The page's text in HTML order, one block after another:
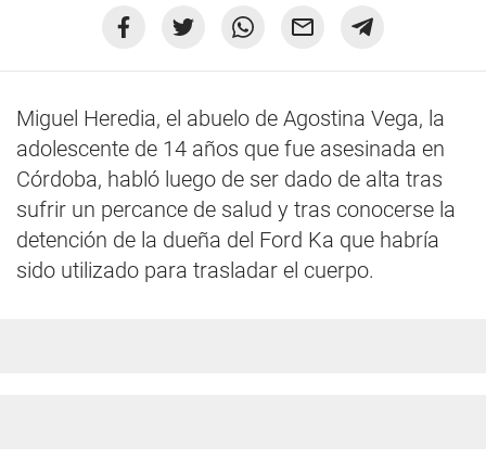
Miguel Heredia, el abuelo de Agostina Vega, la
adolescente de 14 años que fue asesinada en
Córdoba, habló luego de ser dado de alta tras
sufrir un percance de salud y tras conocerse la
detención de la dueña del Ford Ka que habría
sido utilizado para trasladar el cuerpo.